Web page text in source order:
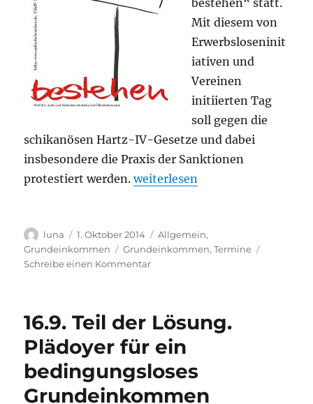
Mit diesem von
Erwerbsloseninit
iativen und
Vereinen
initiierten Tag
soll gegen die
schikanösen Hartz-IV-Gesetze und dabei
insbesondere die Praxis der Sanktionen
protestiert werden.„Bundesweiter Aktionstag
weiterlesen
Autor
luna
Veröffentlicht
am
1. Oktober 2014 Kategorien
Allgemein,
Grundeinkommen
Schlagwörter
Grundeinkommen,Termine
Schreibe einen Kommentarzu
bestehen“
2.10.2014
auch
in
Leipzig
16.9. Teil der Lösung.
Plädoyer für ein
bedingungsloses
Grundeinkommen